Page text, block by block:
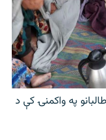
په واکمنۍ کې د